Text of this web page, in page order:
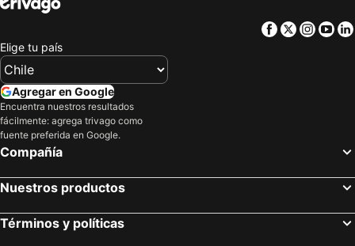
Facebook
Twitter
Elige tu país
Agregar en Google
Encuentra nuestros resultados
fácilmente: agrega trivago como
fuente preferida en Google.
Compañía
Nuestros productos
Términos y políticas